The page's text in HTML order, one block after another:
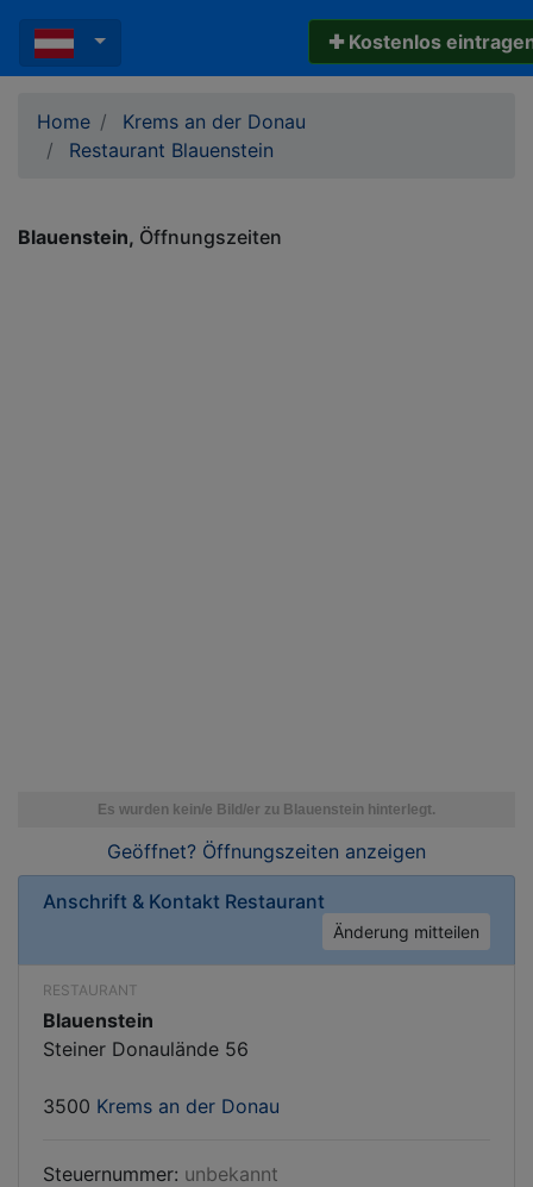
✚ Kostenlos
Home
Krems an der Donau
Restaurant Blauenstein
Blauenstein Öffnungszeiten
Geöffnet? Öffnungszeiten anzeigen
Anschrift & Kontakt Restaurant
Änderung mitteilen
RESTAURANT
Blauenstein
Steiner Donaulände 56
3500 Krems an der Donau
Steuernummer: unbekannt